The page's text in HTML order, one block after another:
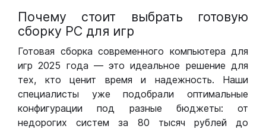
Почему стоит выбрать готовую
сборку РС для игр
Готовая сборка современного компьютера для
игр 2025 года — это идеальное решение для
тех, кто ценит время и надежность. Наши
специалисты уже подобрали оптимальные
конфигурации под разные бюджеты: от
недорогих систем за 80 тысяч рублей до